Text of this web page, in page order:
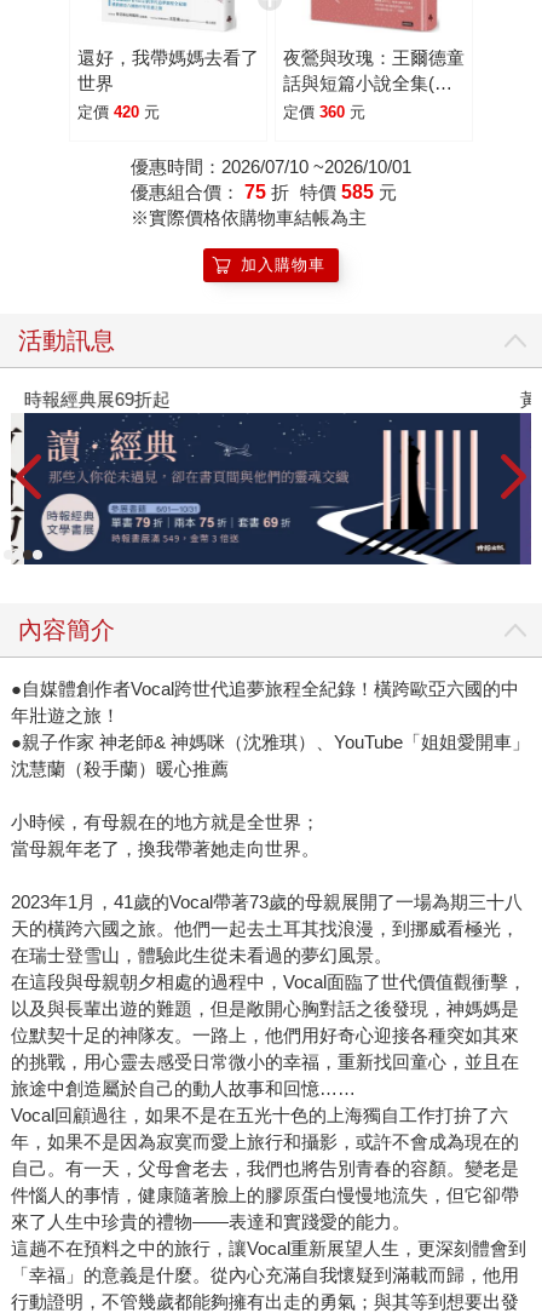
還好，我帶媽媽去看了
世界
定價 420 元
夜鶯與玫瑰：王爾德童
話與短篇小說全集(精
裝版)
定價 360 元
優惠時間：2026/07/10 ~2026/10/01
優惠組合價： 75 折 特價 585 元
※實際價格依購物車結帳為主
加入購物車
活動訊息
時報經典展69折起 黃
內容簡介
●自媒體創作者Vocal跨世代追夢旅程全紀錄！橫跨歐亞六國的中
年壯遊之旅！
●親子作家 神老師& 神媽咪（沈雅琪）、YouTube「姐姐愛開車」
沈慧蘭（殺手蘭）暖心推薦
小時候，有母親在的地方就是全世界；
當母親年老了，換我帶著她走向世界。
2023年1月，41歲的Vocal帶著73歲的母親展開了一場為期三十八
天的橫跨六國之旅。他們一起去土耳其找浪漫，到挪威看極光，
在瑞士登雪山，體驗此生從未看過的夢幻風景。
在這段與母親朝夕相處的過程中，Vocal面臨了世代價值觀衝擊，
以及與長輩出遊的難題，但是敞開心胸對話之後發現，神媽媽是
位默契十足的神隊友。一路上，他們用好奇心迎接各種突如其來
的挑戰，用心靈去感受日常微小的幸福，重新找回童心，並且在
旅途中創造屬於自己的動人故事和回憶……
Vocal回顧過往，如果不是在五光十色的上海獨自工作打拚了六
年，如果不是因為寂寞而愛上旅行和攝影，或許不會成為現在的
自己。有一天，父母會老去，我們也將告別青春的容顏。變老是
件惱人的事情，健康隨著臉上的膠原蛋白慢慢地流失，但它卻帶
來了人生中珍貴的禮物——表達和實踐愛的能力。
這趟不在預料之中的旅行，讓Vocal重新展望人生，更深刻體會到
「幸福」的意義是什麼。從內心充滿自我懷疑到滿載而歸，他用
行動證明，不管幾歲都能夠擁有出走的勇氣；與其等到想要出發